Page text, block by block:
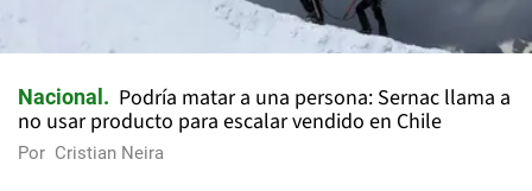
Nacional
Podría matar a una persona: Sernac llama a
no usar producto para escalar vendido en Chile
Por Cristian Neira